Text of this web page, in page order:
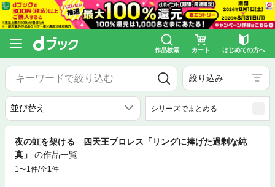
作品検索 カート はじめての方へ
絞り込み
シリーズでまとめる
夜の虹を架ける 四天王プロレス「リングに捧げた過剰な純
真」
の作品一覧
1〜1件/全1件